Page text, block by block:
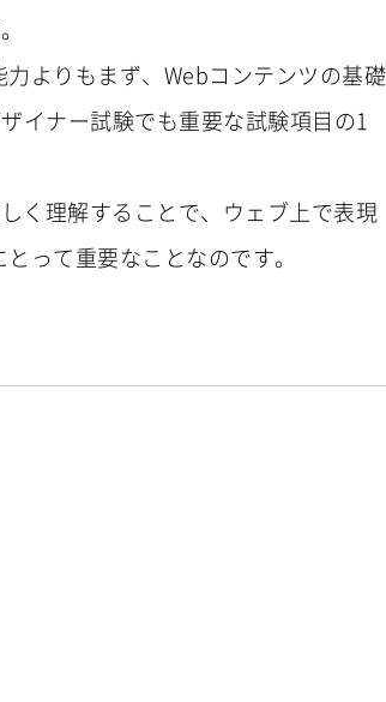
よりもまず、Webコンテンツの基礎
イナー試験でも重要な試験項目の1
く理解することで、ウェブ上で表現
って重要なことなのです。